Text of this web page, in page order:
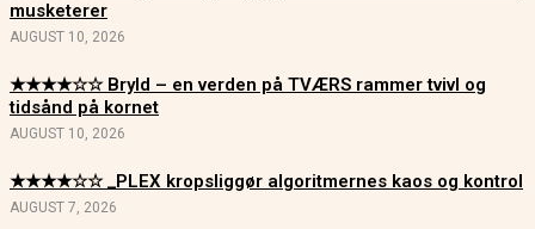
musketerer
AUGUST 10, 2026
★★★★☆☆ Bryld – en verden på TVÆRS rammer tvivl og
tidsånd på kornet
AUGUST 10, 2026
★★★★☆☆ _PLEX kropsliggør algoritmernes kaos og kontrol
AUGUST 7, 2026